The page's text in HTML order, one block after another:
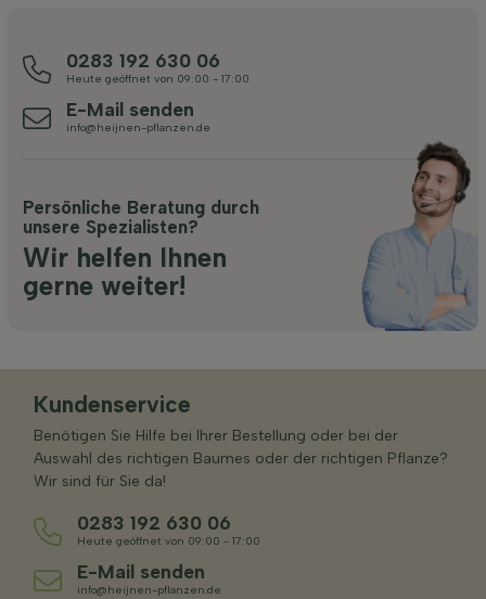
0283 192 630 06
Heute geöffnet von 09:00 - 17:00
E-Mail senden
info@heijnen-pflanzen.de
Persönliche Beratung durch
unsere Spezialisten?
Wir helfen Ihnen
gerne weiter!
Kundenservice
Benötigen Sie Hilfe bei Ihrer Bestellung oder bei der
Auswahl des richtigen Baumes oder der richtigen Pflanze?
Wir sind für Sie da!
0283 192 630 06
Heute geöffnet von 09:00 - 17:00
E-Mail senden
info@heijnen-pflanzen.de